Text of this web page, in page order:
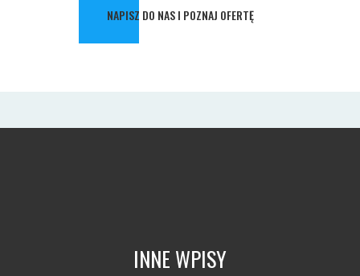
NAPISZ DO NAS I POZNAJ OFERTĘ
INNE WPISY